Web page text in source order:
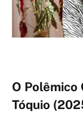
O Polêmico
Tóquio